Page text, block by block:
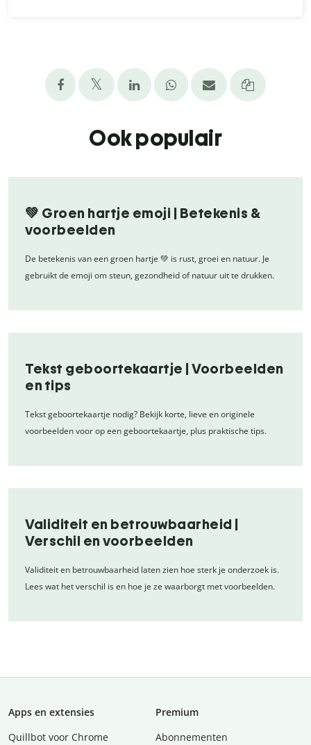
Ook populair
💚 Groen hartje emoji | Betekenis &
voorbeelden
De betekenis van een groen hartje 💚 is rust, groei en natuur. Je
gebruikt de emoji om steun, gezondheid of natuur uit te drukken.
Tekst geboortekaartje | Voorbeelden
en tips
Tekst geboortekaartje nodig? Bekijk korte, lieve en originele
voorbeelden voor op een geboortekaartje, plus praktische tips.
Validiteit en betrouwbaarheid |
Verschil en voorbeelden
Validiteit en betrouwbaarheid laten zien hoe sterk je onderzoek is.
Lees wat het verschil is en hoe je ze waarborgt met voorbeelden.
Apps en extensies
Quillbot voor Chrome
Premium
Abonnementen